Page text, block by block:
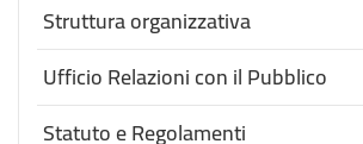
Struttura organizzativa
Ufficio Relazioni con il Pubblico
Statuto e Regolamenti